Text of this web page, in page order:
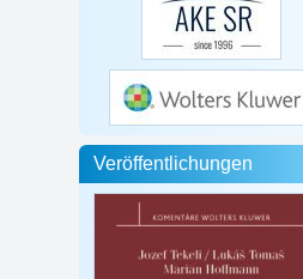
Veröffentlichungen